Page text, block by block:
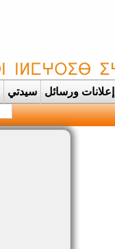
إعلانات ورسائل سيدتي